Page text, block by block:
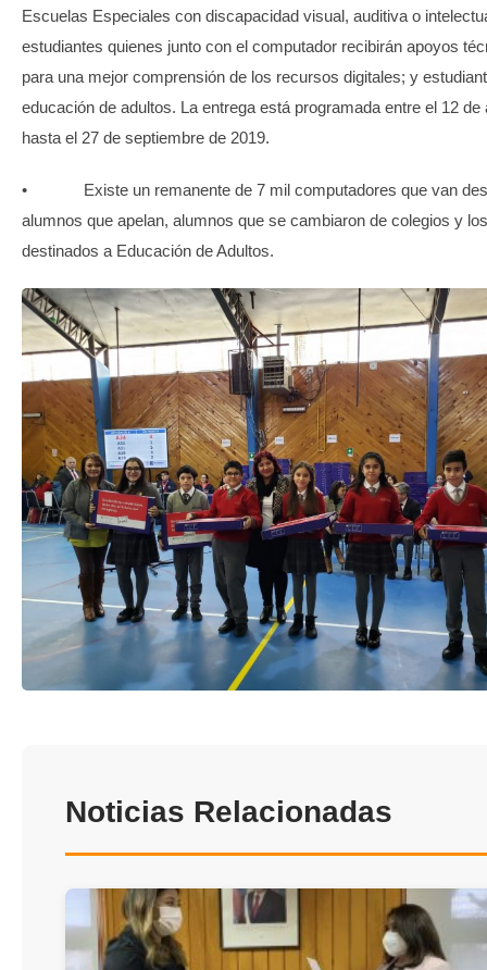
Escuelas Especiales con discapacidad visual, auditiva o
estudiantes quienes junto con el computador recibirán apoyos
para una mejor comprensión de los recursos digitales; y
educación de adultos. La entrega está programada entre el 12 de
hasta el 27 de septiembre de 2019.
• Existe un remanente de 7 mil computadores que van
alumnos que apelan, alumnos que se cambiaron de colegios y los
destinados a Educación de Adultos.
Noticias Relacionadas